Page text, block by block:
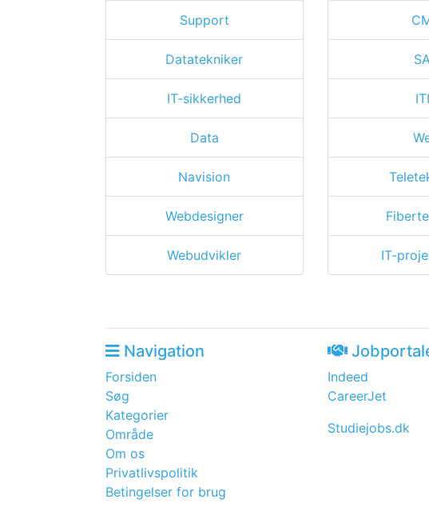
Support
Datatekniker
IT-sikkerhed
Data
Navision
Webdesigner
Webudvikler IT-
Navigation
Forsiden
Søg
Kategorier
Område
Om os
Privatlivspolitik
Betingelser for brug
Indeed
CareerJet
Studiejobs.dk